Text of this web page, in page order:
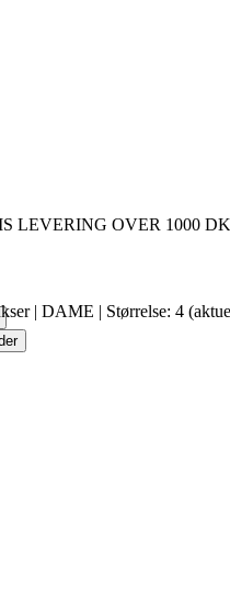
LEVERING OVER 1000
| DAME | Størrelse: 4